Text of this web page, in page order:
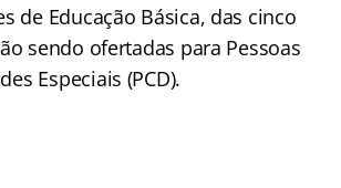
de Educação Básica, das cinco
sendo ofertadas para Pessoas
Especiais (PCD).